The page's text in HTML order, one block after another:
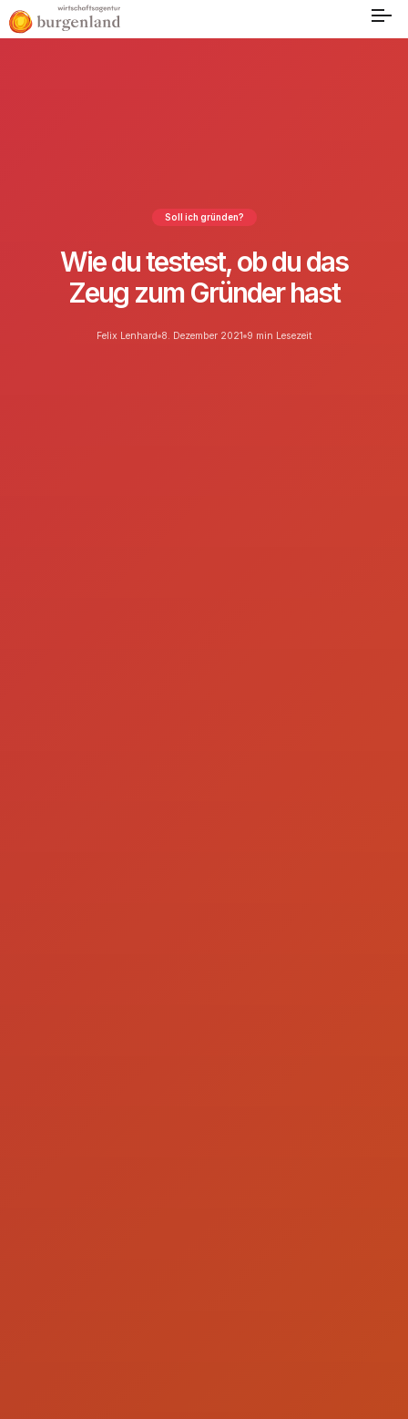
Soll ich gründen?
Wie du testest, ob du das
Zeug zum Gründer hast
Felix Lenhard 8. Dezember 2021 9 min Lesezeit